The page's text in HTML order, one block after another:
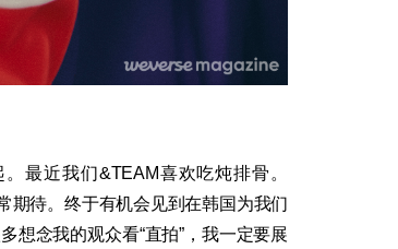
最近我们&TEAM喜欢吃炖排骨。
期待。终于有机会见到在韩国为我们
想念我的观众看“直拍”，我一定要展